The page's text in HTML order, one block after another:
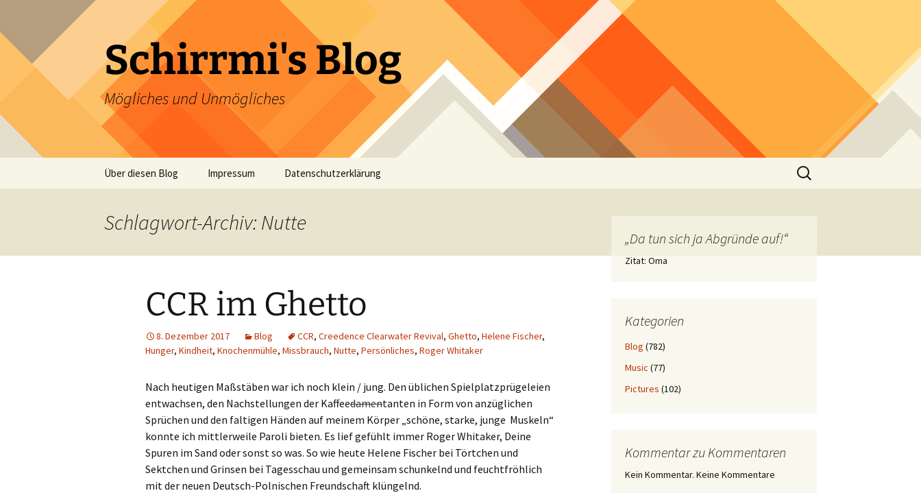
springen
Schirrmi's Blog
Mögliches und Unmögliches
Über diesen Blog Impressum Datenschutzerklärung
Suchen
nach:
Schlagwort-Archiv: Nutte
CCR im Ghetto
8. Dezember 2017 Blog CCR, Creedence Clearwater Revival, Ghetto, Helene Fischer,
Hunger, Kindheit, Knochenmühle, Missbrauch, Nutte, Persönliches, Roger Whitaker
Nach heutigen Maßstäben war ich noch klein / jung. Den üblichen Spielplatzprügeleien
entwachsen, den Nachstellungen der Kaffeedamentanten in Form von anzüglichen
Sprüchen und den faltigen Händen auf meinem Körper „schöne, starke, junge Muskeln“
konnte ich mittlerweile Paroli bieten. Es lief gefühlt immer Roger Whitaker, Deine
Spuren im Sand oder sonst so was. So wie heute Helene Fischer bei Törtchen und
Sektchen und Grinsen bei Tagesschau und gemeinsam schunkelnd und feuchtfröhlich
mit der neuen Deutsch-Polnischen Freundschaft klüngelnd.
„Da tun sich ja Abgründe auf!“
Zitat: Oma
Kategorien
Blog (782)
Music (77)
Pictures (102)
Kommentar zu Kommentaren
Kein Kommentar. Keine Kommentare